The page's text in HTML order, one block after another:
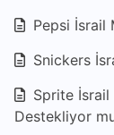
Pepsi İsrail
Snickers
Sprite İsrail
Destekliyor